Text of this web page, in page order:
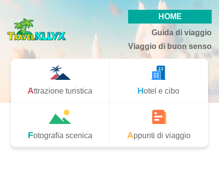
HOME
Guida di viaggio
Viaggio di buon senso
Attrazione turistica Hotel e cibo
Fotografia scenica Appunti di viaggio